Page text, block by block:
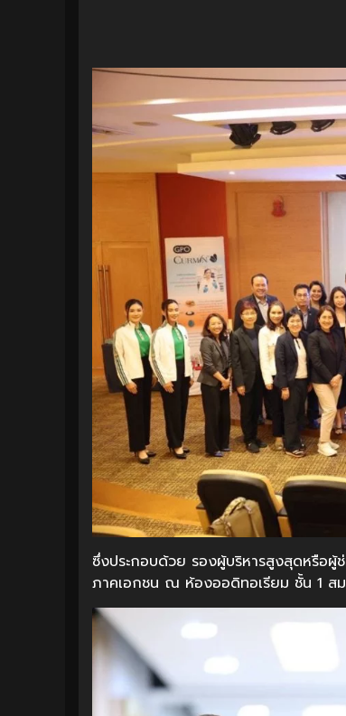
ซึ่งประกอบด้วย รองผู้บริหารสูงสุดหรือ
ภาคเอกชน ณ ห้องออดิทอเรียม ชั้น 1 สม